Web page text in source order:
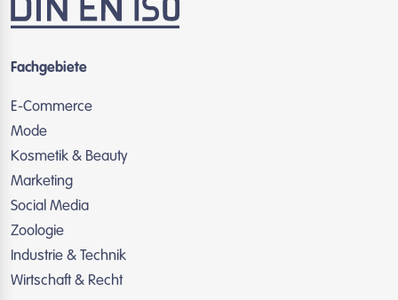
Fachgebiete
E-Commerce
Mode
Kosmetik & Beauty
Marketing
Social Media
Zoologie
Industrie & Technik
Wirtschaft & Recht